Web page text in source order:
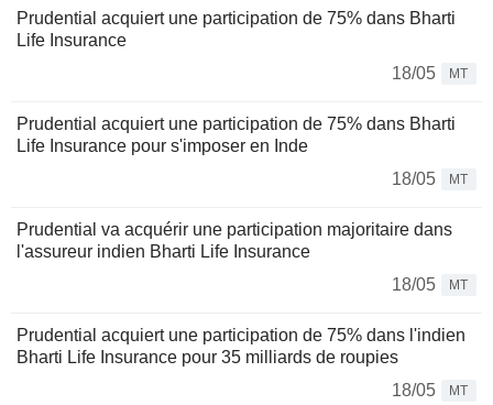
Prudential acquiert une participation de 75% dans Bharti
Life Insurance
18/05
MT
Prudential acquiert une participation de 75% dans Bharti
Life Insurance pour s'imposer en Inde
18/05
MT
Prudential va acquérir une participation majoritaire dans
l'assureur indien Bharti Life Insurance
18/05
MT
Prudential acquiert une participation de 75% dans l'indien
Bharti Life Insurance pour 35 milliards de roupies
18/05
MT